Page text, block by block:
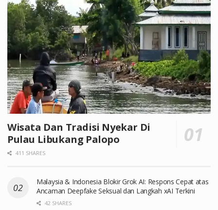
Wisata Dan Tradisi Nyekar Di
Pulau Libukang Palopo
411 SHARES
Malaysia & Indonesia Blokir Grok AI: Respons Cepat atas
Ancaman Deepfake Seksual dan Langkah xAI Terkini
42 SHARES